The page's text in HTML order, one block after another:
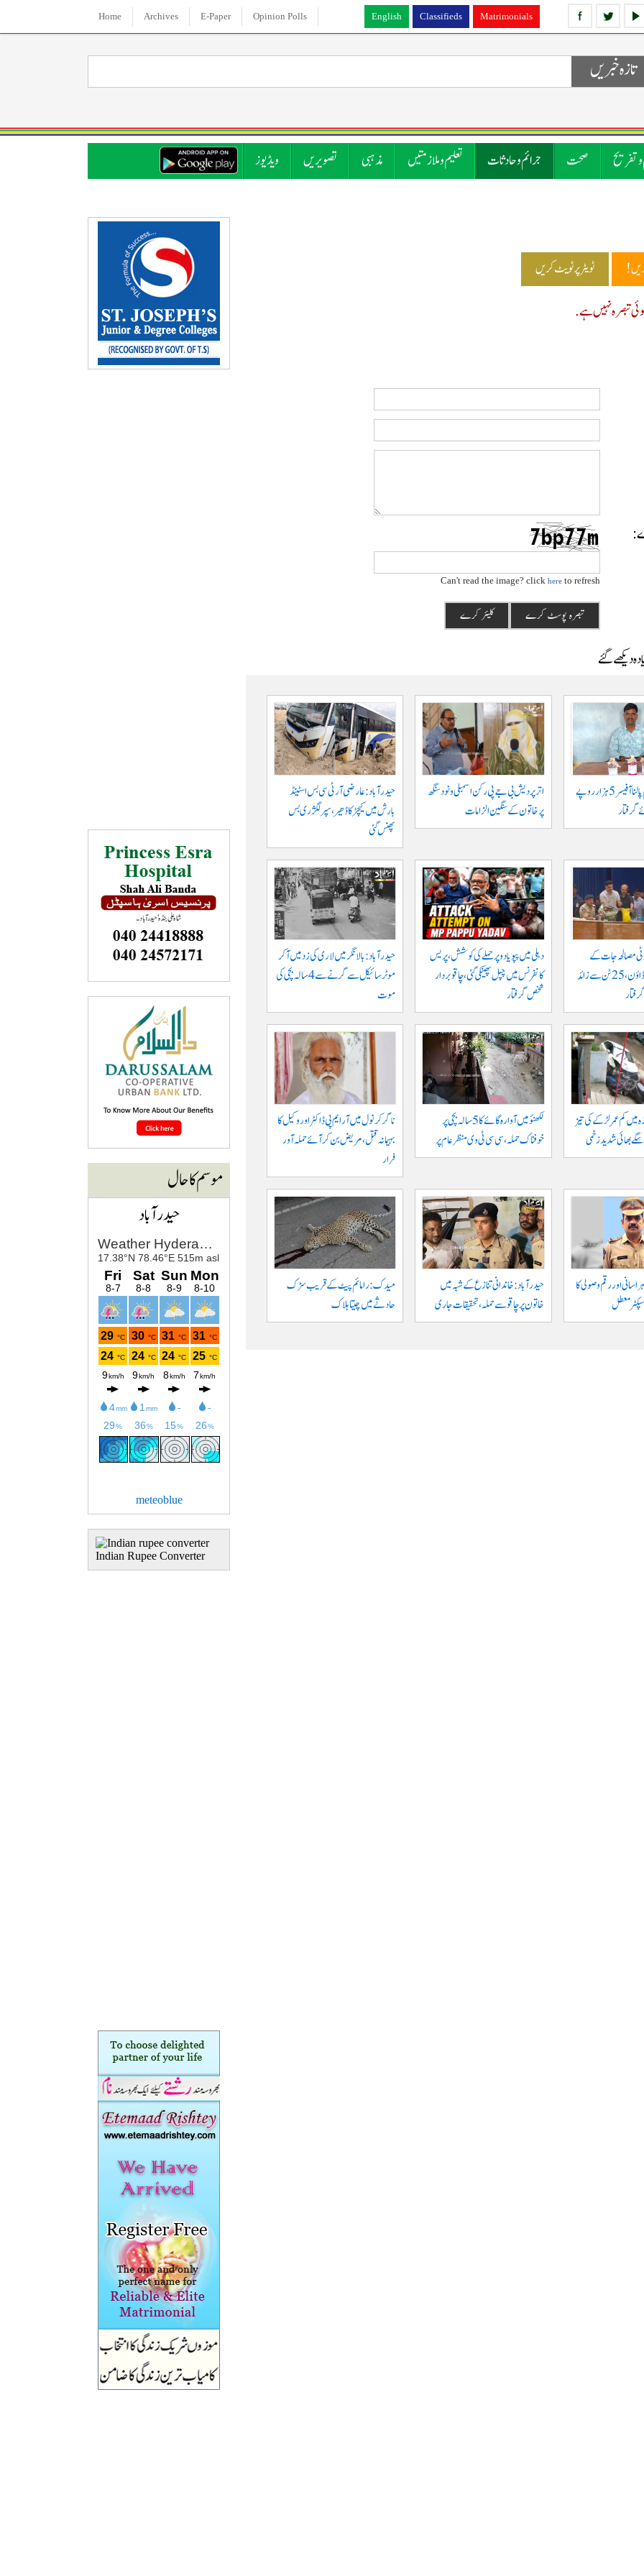
English Classifieds Matrimonials
Home Archives E-Paper Opinion Polls
تازہ خبریں
تفریح صحت جرائم و حادثات تعلیم و ملازمتیں مذہبی تصویریں ویڈیوز
ٹویٹر پر ٹویٹ کریں
تبصرہ نہیں ہے.
Can't read the image? click hereto refresh
دیکھے گئے
جگتیال میں گرام پالنا آفیسر 5 ہزار روپے
اتر پردیش بی جے پی رکن اسمبلی ونود سنگھ
پر خاتون کے سنگین الزامات
حیدرآباد: عارضی آر ٹی سی بس اسٹینڈ
بارش میں کیچڑ کا ڈھیر، سپر لگژری بس
پھنس گئی
مصالحہ جات کے
خلاف بڑا کریک ڈاؤن، 25 ٹن سے زائد
دہلی میں پپو یادو پر حملے کی کوشش، پریس
کانفرنس میں چپل پھینکی گئی، چاقو بردار
شخص گرفتار
حیدرآباد: بالا نگر میں لاری کی زد میں آکر
موٹرسائیکل سے گرنے سے 4 سالہ بچی کی
موت
میں کم عمر لڑکے کی تیز
سگے بھائی شدید زخمی
لکھنؤ میں آوارہ گائے کا 5 سالہ بچی پر
خوفناک حملہ، سی سی ٹی وی منظر عام پر
ناگرکرنول میں آر ایم پی ڈاکٹر اور وکیل کا
بہیمانہ قتل، مریض بن کر آئے حملہ آور
فرار
اور رقم وصولی کا
معطل
حیدرآباد: خاندانی تنازع کے شبہ میں
خاتون پر چاقو سے حملہ، تحقیقات جاری
میدک: رامائم پیٹ کے قریب سڑک
حادثے میں چیتا ہلاک
موسم کا حال
حیدرآباد
meteoblue
Indian Rupee Converter